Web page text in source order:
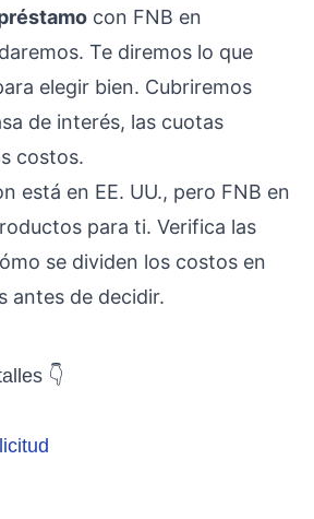
con FNB en
Te diremos lo que
elegir bien. Cubriremos
de interés, las cuotas
costos.
está en EE. UU., pero FNB en
para ti. Verifica las
se dividen los costos en
antes de decidir.
👇